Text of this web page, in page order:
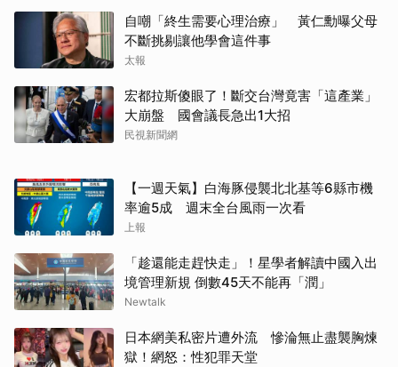
自嘲「終生需要心理治療」 黃仁勳曝父母
不斷挑剔讓他學會這件事
太報
宏都拉斯傻眼了！斷交台灣竟害「這產業」
大崩盤 國會議長急出1大招
民視新聞網
【一週天氣】白海豚侵襲北北基等6縣市機
率逾5成 週末全台風雨一次看
上報
「趁還能走趕快走」！星學者解讀中國入出
境管理新規 倒數45天不能再「潤」
Newtalk
日本網美私密片遭外流 慘淪無止盡襲胸煉
獄！網怒：性犯罪天堂